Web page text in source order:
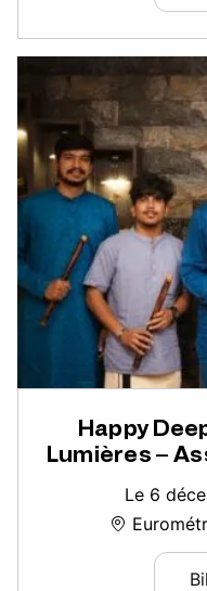
Happy
Lumières –
Le 6